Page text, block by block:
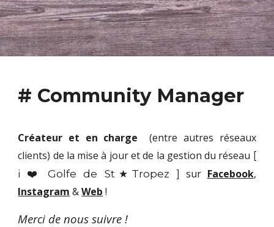
# Community Manager
Créateur et en charge(entre autres réseaux
clients) de la mise à jour et de la gestion du réseau [
i ❤️ Golfe de St★Tropez ] sur Facebook,
Instagram &Web !
Merci de nous suivre !